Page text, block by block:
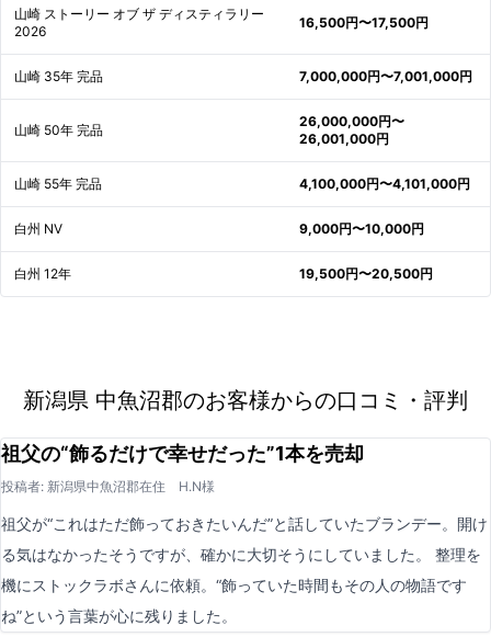
山崎 ストーリー オブ ザ ディスティラリー
2026
16,500円〜17,500円
山崎 35年 完品 7,000,000円〜7,001,000円
山崎 50年 完品
26,000,000円〜
26,001,000円
山崎 55年 完品 4,100,000円〜4,101,000円
白州 NV 9,000円〜10,000円
白州 12年 19,500円〜20,500円
新潟県 中魚沼郡のお客様からの口コミ・評判
祖父の“飾るだけで幸せだった”1本を売却
投稿者: 新潟県中魚沼郡在住 H.N様
祖父が“これはただ飾っておきたいんだ”と話していたブランデー。開け
る気はなかったそうですが、確かに大切そうにしていました。 整理を
機にストックラボさんに依頼。“飾っていた時間もその人の物語です
ね”という言葉が心に残りました。